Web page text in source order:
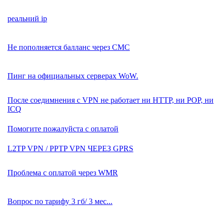
реальний ip
Не пополняется балланс через СМС
Пинг на официальных серверах WoW.
После соедимнения с VPN не работает ни HTTP, ни POP, ни
ICQ
Помогите пожалуйста с оплатой
L2TP VPN / PPTP VPN ЧЕРЕЗ GPRS
Проблема с оплатой через WMR
Вопрос по тарифу 3 гб/ 3 мес...